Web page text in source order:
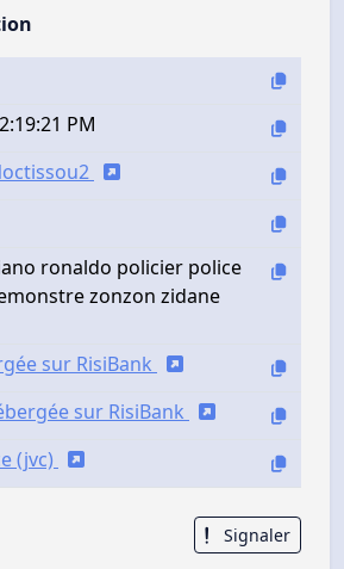
PM
ronaldo policier police
zonzon zidane
sur RisiBank
sur RisiBank
(jvc)
Signaler